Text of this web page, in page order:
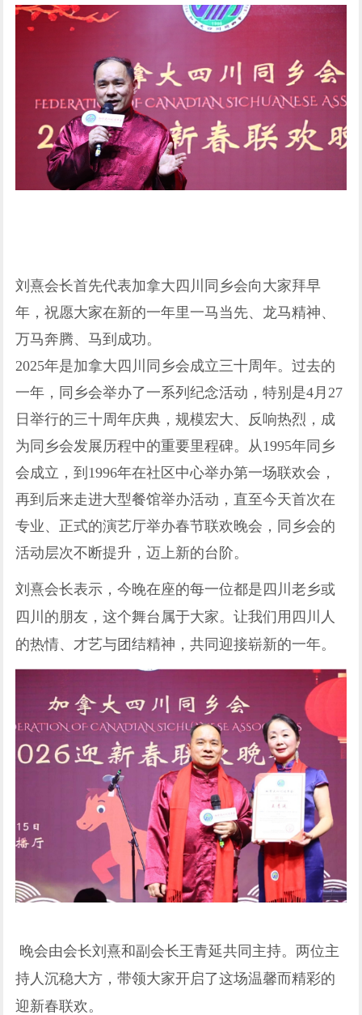
刘熹会长首先代表加拿大四川同乡会向大家拜早
年，祝愿大家在新的一年里一马当先、龙马精神、
万马奔腾、马到成功。
2025年是加拿大四川同乡会成立三十周年。过去的
一年，同乡会举办了一系列纪念活动，特别是4月27
日举行的三十周年庆典，规模宏大、反响热烈，成
为同乡会发展历程中的重要里程碑。从1995年同乡
会成立，到1996年在社区中心举办第一场联欢会，
再到后来走进大型餐馆举办活动，直至今天首次在
专业、正式的演艺厅举办春节联欢晚会，同乡会的
活动层次不断提升，迈上新的台阶。
刘熹会长表示，今晚在座的每一位都是四川老乡或
四川的朋友，这个舞台属于大家。让我们用四川人
的热情、才艺与团结精神，共同迎接崭新的一年。
晚会由会长刘熹和副会长王青延共同主持。两位主
持人沉稳大方，带领大家开启了这场温馨而精彩的
迎新春联欢。